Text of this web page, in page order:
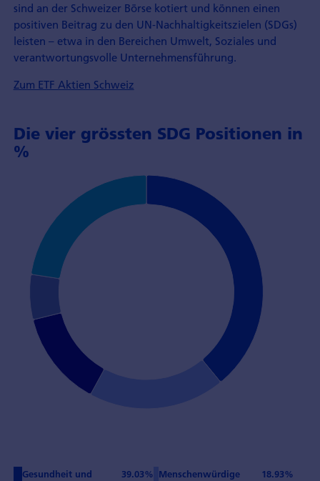
sind an der Schweizer Börse kotiert und können einen
positiven Beitrag zu den UN‑Nachhaltigkeitszielen (SDGs)
leisten – etwa in den Bereichen Umwelt, Soziales und
verantwortungsvolle Unternehmensführung.
Zum ETF Aktien Schweiz
Die vier grössten SDG Positionen in
%
Gesundheit und
39.03% Menschenwürdige
18.93%